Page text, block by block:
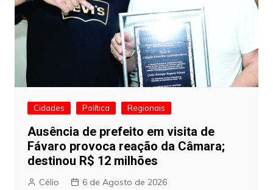
Cidades Política Regionais
Ausência de prefeito em visita de
Fávaro provoca reação da Câmara;
destinou R$ 12 milhões
Célio 6 de Agosto de 2026